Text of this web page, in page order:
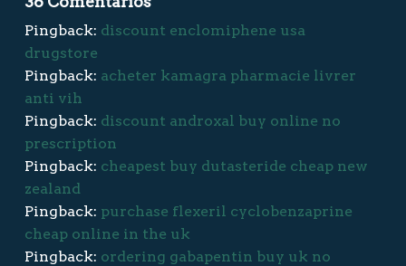
Pingback: discount enclomiphene usa
drugstore
Pingback: acheter kamagra pharmacie livrer
anti vih
Pingback: discount androxal buy online no
prescription
Pingback: cheapest buy dutasteride cheap new
zealand
Pingback: purchase flexeril cyclobenzaprine
cheap online in the uk
Pingback: ordering gabapentin buy uk no